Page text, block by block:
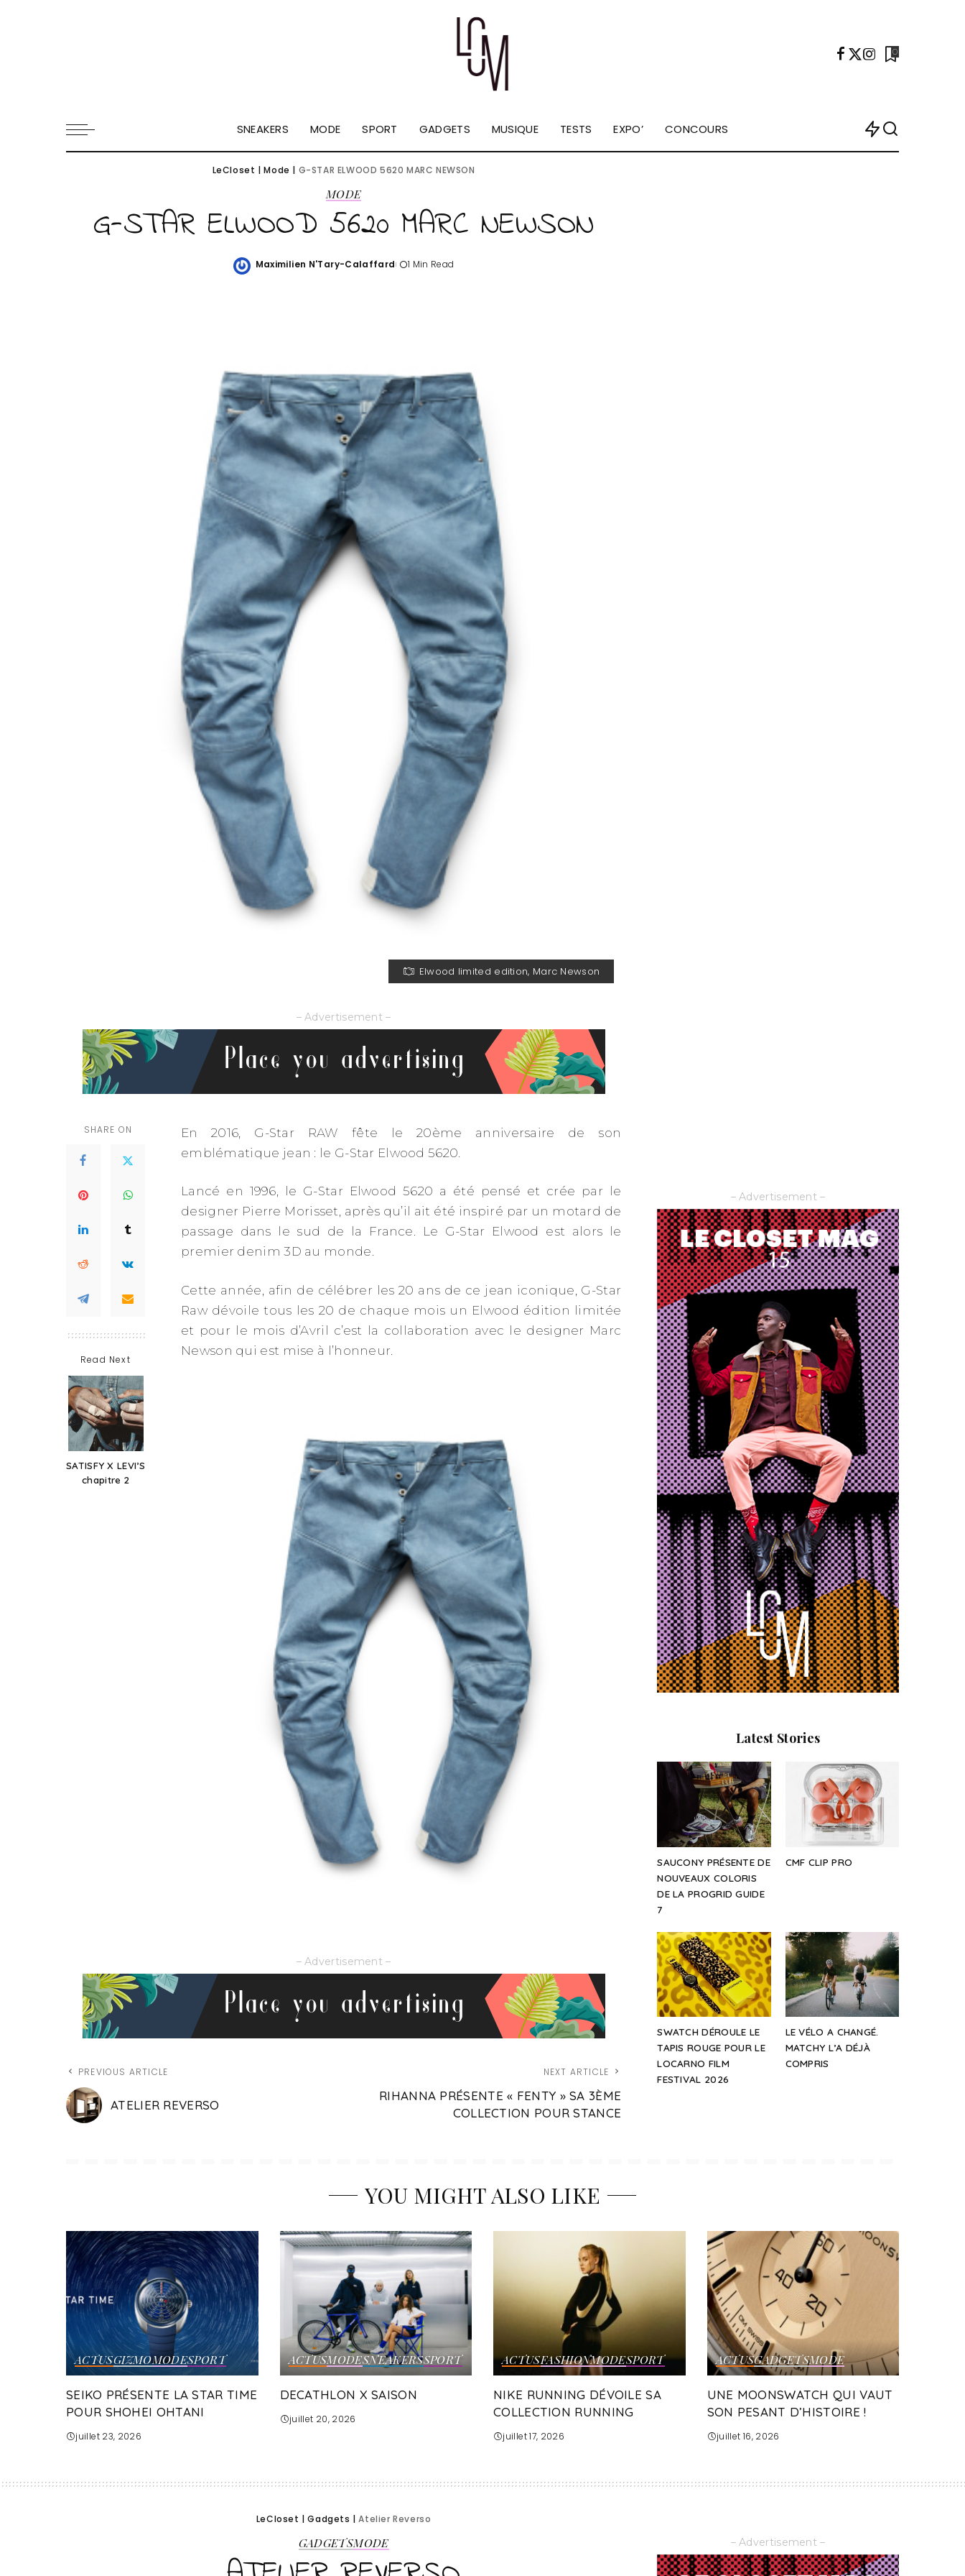
0
SNEAKERS MODE SPORT GADGETS MUSIQUE TESTS EXPO’ CONCOURS
LeCloset |Mode | G-STAR ELWOOD 5620 MARC NEWSON
MODE
G-STAR ELWOOD 5620 MARC NEWSON
Posted
Maximilien N'Tary-Calaffard 1 Min Read
Elwood limited edition, Marc Newson
– Advertisement –
SHARE ON
Read Next
SATISFY X LEVI’S
chapitre 2
En 2016, G-Star RAW fête le 20ème anniversaire de son
emblématique jean : le G-Star Elwood 5620.
Lancé en 1996, le G-Star Elwood 5620 a été pensé et crée par le
designer Pierre Morisset, après qu’il ait été inspiré par un motard de
passage dans le sud de la France. Le G-Star Elwood est alors le
premier denim 3D au monde.
Cette année, afin de célébrer les 20 ans de ce jean iconique, G-Star
Raw dévoile tous les 20 de chaque mois un Elwood édition limitée
et pour le mois d’Avril c’est la collaboration avec le designer Marc
Newson qui est mise à l’honneur.
– Advertisement –
PREVIOUS ARTICLE
ATELIER REVERSO
NEXT ARTICLE
RIHANNA PRÉSENTE « FENTY » SA 3ÈME
COLLECTION POUR STANCE
– Advertisement –
Latest Stories
SAUCONY PRÉSENTE DE
NOUVEAUX COLORIS
DE LA PROGRID GUIDE
7
CMF CLIP PRO
SWATCH DÉROULE LE
TAPIS ROUGE POUR LE
LOCARNO FILM
FESTIVAL 2026
LE VÉLO A CHANGÉ.
MATCHY L’A DÉJÀ
COMPRIS
YOU MIGHT ALSO LIKE
ACTUSGIZMOMODESPORT
SEIKO PRÉSENTE LA STAR TIME
POUR SHOHEI OHTANI
juillet 23, 2026
ACTUSMODESNEAKERSSPORT
DECATHLON X SAISON
juillet 20, 2026
ACTUSFASHIONMODESPORT
NIKE RUNNING DÉVOILE SA
COLLECTION RUNNING
juillet 17, 2026
ACTUSGADGETSMODE
UNE MOONSWATCH QUI VAUT
SON PESANT D’HISTOIRE !
juillet 16, 2026
LeCloset |Gadgets |Atelier Reverso
GADGETSMODE – Advertisement –